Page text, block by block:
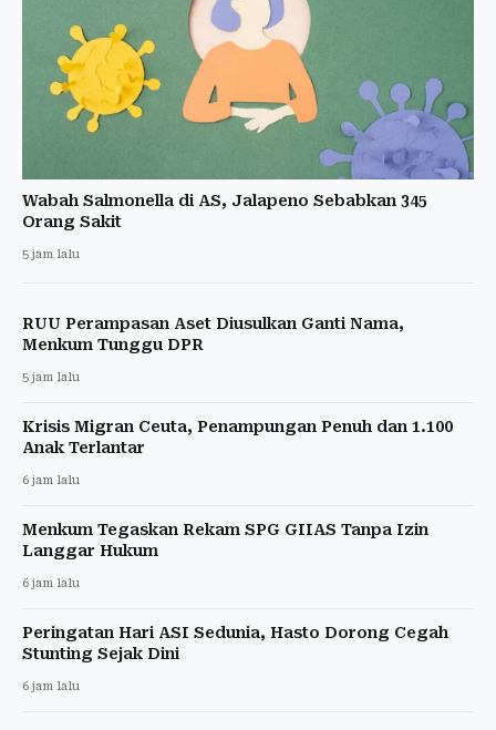
Wabah Salmonella di AS, Jalapeno Sebabkan 345
Orang Sakit
5 jam lalu
RUU Perampasan Aset Diusulkan Ganti Nama,
Menkum Tunggu DPR
5 jam lalu
Krisis Migran Ceuta, Penampungan Penuh dan 1.100
Anak Terlantar
6 jam lalu
Menkum Tegaskan Rekam SPG GIIAS Tanpa Izin
Langgar Hukum
6 jam lalu
Peringatan Hari ASI Sedunia, Hasto Dorong Cegah
Stunting Sejak Dini
6 jam lalu